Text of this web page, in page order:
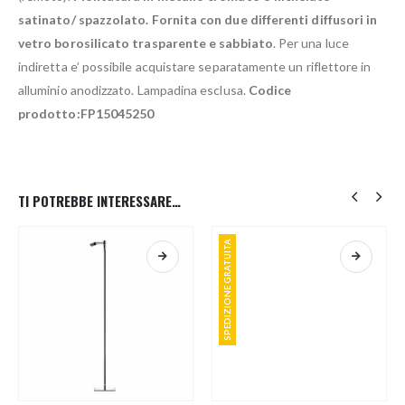
satinato/ spazzolato. Fornita con due differenti diffusori in
vetro borosilicato trasparente e sabbiato. Per una luce
indiretta e’ possibile acquistare separatamente un riflettore in
alluminio anodizzato. Lampadina esclusa. Codice
prodotto:FP15045250
TI POTREBBE INTERESSARE…
SPEDIZIONE GRATUITA